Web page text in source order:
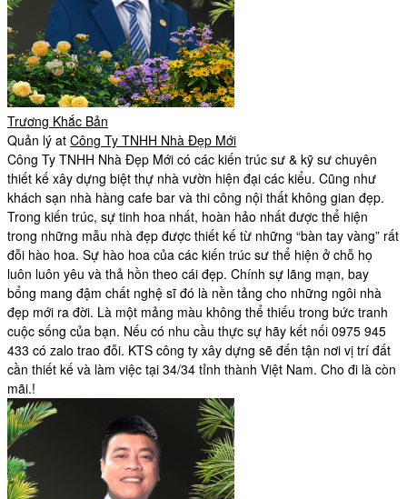
Trương Khắc Bản
Quản lý at Công Ty TNHH Nhà Đẹp Mới
Công Ty TNHH Nhà Đẹp Mới có các kiến trúc sư & kỹ sư chuyên
thiết kế xây dựng biệt thự nhà vườn hiện đại các kiểu. Cũng như
khách sạn nhà hàng cafe bar và thi công nội thất không gian đẹp.
Trong kiến trúc, sự tinh hoa nhất, hoàn hảo nhất được thể hiện
trong những mẫu nhà đẹp được thiết kế từ những “bàn tay vàng” rất
đỗi hào hoa. Sự hào hoa của các kiến trúc sư thể hiện ở chỗ họ
luôn luôn yêu và thả hồn theo cái đẹp. Chính sự lãng mạn, bay
bổng mang đậm chất nghệ sĩ đó là nền tảng cho những ngôi nhà
đẹp mới ra đời. Là một mảng màu không thể thiếu trong bức tranh
cuộc sống của bạn. Nếu có nhu cầu thực sự hãy kết nối 0975 945
433 có zalo trao đỗi. KTS công ty xây dựng sẽ đến tận nơi vị trí đất
cần thiết kế và làm việc tại 34/34 tỉnh thành Việt Nam. Cho đi là còn
mãi.!